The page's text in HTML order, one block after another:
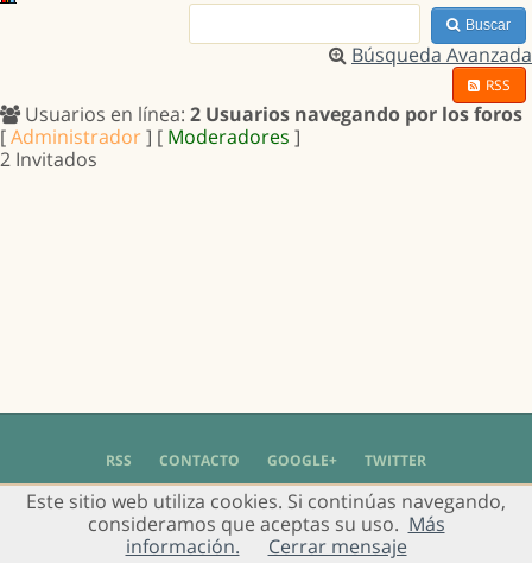
Buscar
Búsqueda Avanzada
RSS
Usuarios en línea: 2 Usuarios navegando por los foros
[Administrador] [ Moderadores ]
2 Invitados
RSS CONTACTO GOOGLE+ TWITTER
© 2004 - 2018 Grupo de Usuarios de Gimp en Español -Política de Privacidad
Aviso Legal
Este sitio web utiliza cookies. Si continúas navegando,
consideramos que aceptas su uso. Más
información.
Cerrar mensaje